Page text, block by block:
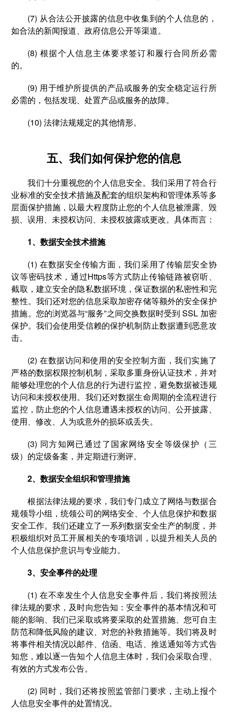
(7) 从合法公开披露的信息中收集到的个人信息的，
如合法的新闻报道、政府信息公开等渠道。
(8) 根据个人信息主体要求签订和履行合同所必需
的。
(9) 用于维护所提供的产品或服务的安全稳定运行所
必需的，包括发现、处置产品或服务的故障。
(10) 法律法规规定的其他情形。
五、我们如何保护您的信息
我们十分重视您的个人信息安全。我们采用了符合行
业标准的安全技术措施及配套的组织架构和管理体系等多
层面保护措施，以最大程度防止您的个人信息被泄露、毁
损、误用、未授权访问、未授权披露或更改。具体而言：
1、数据安全技术措施
(1) 在数据安全传输方面，我们采用了传输层安全协
议等密码技术，通过Https等方式防止传输链路被窃听、
截取，建立安全的隐私数据环境，保证数据的私密性和完
整性。我们还对您的信息采取加密存储等额外的安全保护
措施。您的浏览器与“服务”之间交换数据时受到 SSL 加密
保护。我们会使用受信赖的保护机制防止数据遭到恶意攻
击。
(2) 在数据访问和使用的安全控制方面，我们实施了
严格的数据权限控制机制，采取多重身份认证技术，并对
能够处理您的个人信息的行为进行监控，避免数据被违规
访问和未授权使用。我们还对数据生命周期的全流程进行
监控，防止您的个人信息遭遇未授权的访问、公开披露、
使用、修改、人为或意外的损坏或丢失。
(3) 同方知网已通过了国家网络安全等级保护（三
级）的定级备案，并定期进行测评。
2、数据安全组织和管理措施
根据法律法规的要求，我们专门成立了网络与数据合
规领导小组，统领公司的网络安全、个人信息保护和数据
安全工作。我们还建立了一系列数据安全生产的制度，并
积极组织对员工开展相关的专项培训，以提升相关人员的
个人信息保护意识与专业能力。
3、安全事件的处理
(1) 在不幸发生个人信息安全事件后，我们将按照法
律法规的要求，及时向您告知：安全事件的基本情况和可
能的影响、我们已采取或将要采取的处置措施、您可自主
防范和降低风险的建议、对您的补救措施等。我们将及时
将事件相关情况以邮件、信函、电话、推送通知等方式告
知您，难以逐一告知个人信息主体时，我们会采取合理、
有效的方式发布公告。
(2) 同时，我们还将按照监管部门要求，主动上报个
人信息安全事件的处置情况。